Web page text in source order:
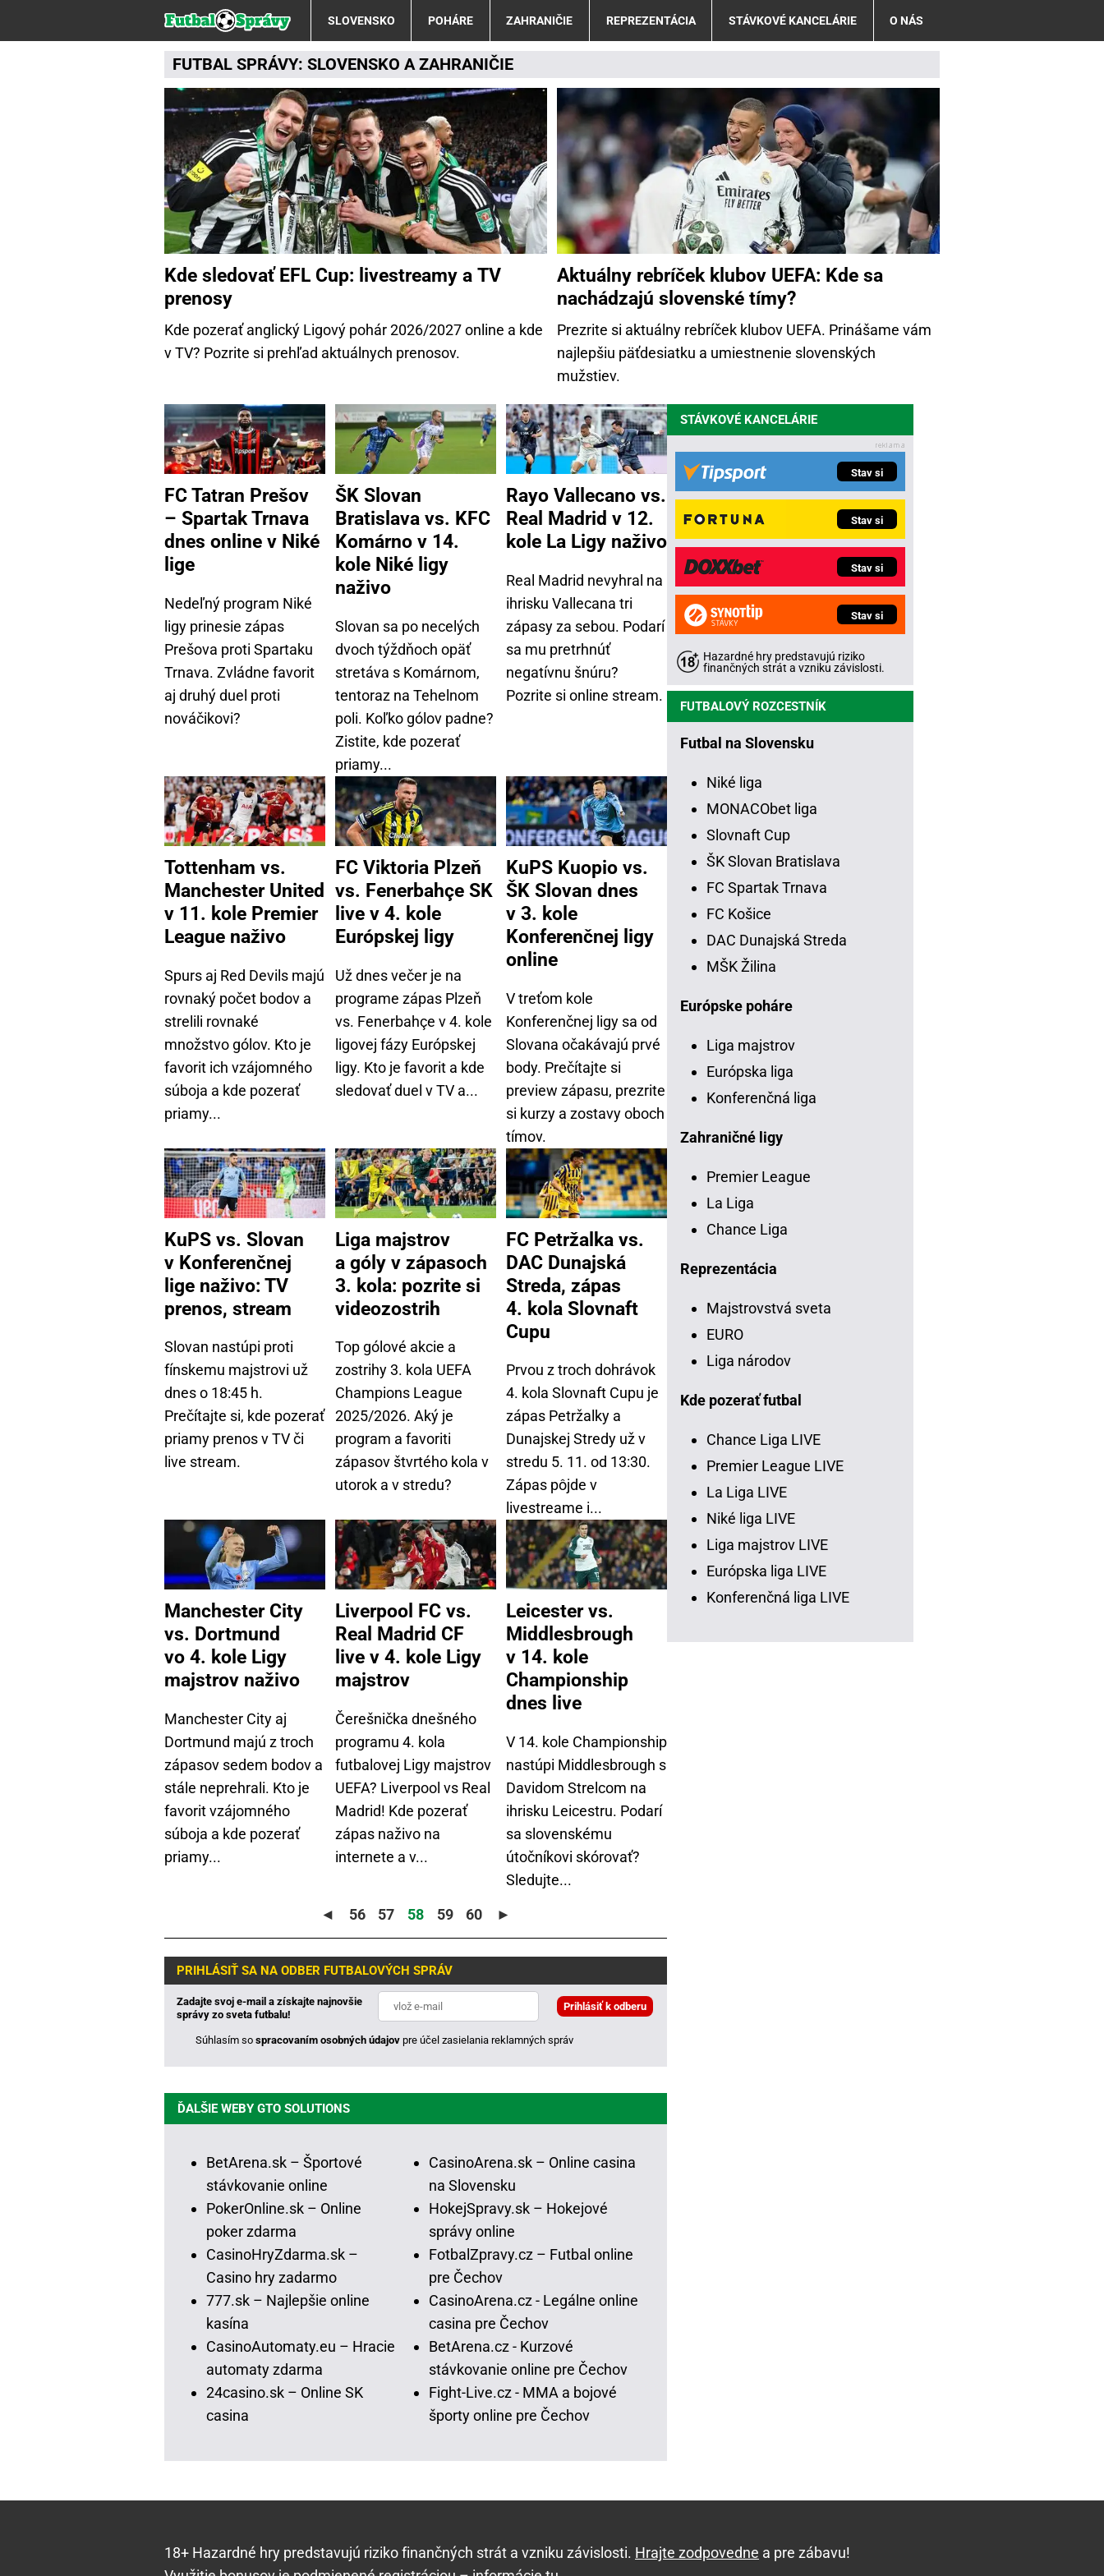
SLOVENSKO POHÁRE ZAHRANIČIE REPREZENTÁCIA STÁVKOVÉ KANCELÁRIE O NÁS
FUTBAL SPRÁVY: SLOVENSKO AZAHRANIČIE
Kde sledovať EFL Cup: livestreamy a TV
prenosy
Kde pozerať anglický Ligový pohár 2026/2027 online a kde
v TV? Pozrite si prehľad aktuálnych prenosov.
Aktuálny rebríček klubov UEFA: Kde sa
nachádzajú slovenské tímy?
Prezrite si aktuálny rebríček klubov UEFA. Prinášame vám
najlepšiu päťdesiatku a umiestnenie slovenských
mužstiev.
FC Tatran Prešov
– Spartak Trnava
dnes online v Niké
lige
Nedeľný program Niké
ligy prinesie zápas
Prešova proti Spartaku
Trnava. Zvládne favorit
aj druhý duel proti
nováčikovi?
ŠK Slovan
Bratislava vs. KFC
Komárno v 14.
kole Niké ligy
naživo
Slovan sa po necelých
dvoch týždňoch opäť
stretáva s Komárnom,
tentoraz na Tehelnom
poli. Koľko gólov padne?
Zistite, kde pozerať
priamy...
Rayo Vallecano vs.
Real Madrid v 12.
kole La Ligy naživo
Real Madrid nevyhral na
ihrisku Vallecana tri
zápasy za sebou. Podarí
sa mu pretrhnúť
negatívnu šnúru?
Pozrite si online stream.
Tottenham vs.
Manchester United
v 11. kole Premier
League naživo
Spurs aj Red Devils majú
rovnaký počet bodov a
strelili rovnaké
množstvo gólov. Kto je
favorit ich vzájomného
súboja a kde pozerať
priamy...
FC Viktoria Plzeň
vs. Fenerbahçe SK
live v 4. kole
Európskej ligy
Už dnes večer je na
programe zápas Plzeň
vs. Fenerbahçe v 4. kole
ligovej fázy Európskej
ligy. Kto je favorit a kde
sledovať duel v TV a...
KuPS Kuopio vs.
ŠK Slovan dnes
v 3. kole
Konferenčnej ligy
online
V treťom kole
Konferenčnej ligy sa od
Slovana očakávajú prvé
body. Prečítajte si
preview zápasu, prezrite
si kurzy a zostavy oboch
tímov.
KuPS vs. Slovan
v Konferenčnej
lige naživo: TV
prenos, stream
Slovan nastúpi proti
fínskemu majstrovi už
dnes o 18:45 h.
Prečítajte si, kde pozerať
priamy prenos v TV či
live stream.
Liga majstrov
a góly v zápasoch
3. kola: pozrite si
videozostrih
Top gólové akcie a
zostrihy 3. kola UEFA
Champions League
2025/2026. Aký je
program a favoriti
zápasov štvrtého kola v
utorok a v stredu?
FC Petržalka vs.
DAC Dunajská
Streda, zápas
4. kola Slovnaft
Cupu
Prvou z troch dohrávok
4. kola Slovnaft Cupu je
zápas Petržalky a
Dunajskej Stredy už v
stredu 5. 11. od 13:30.
Zápas pôjde v
livestreame i...
Manchester City
vs. Dortmund
vo 4. kole Ligy
majstrov naživo
Manchester City aj
Dortmund majú z troch
zápasov sedem bodov a
stále neprehrali. Kto je
favorit vzájomného
súboja a kde pozerať
priamy...
Liverpool FC vs.
Real Madrid CF
live v 4. kole Ligy
majstrov
Čerešnička dnešného
programu 4. kola
futbalovej Ligy majstrov
UEFA? Liverpool vs Real
Madrid! Kde pozerať
zápas naživo na
internete a v...
Leicester vs.
Middlesbrough
v 14. kole
Championship
dnes live
V 14. kole Championship
nastúpi Middlesbrough s
Davidom Strelcom na
ihrisku Leicestru. Podarí
sa slovenskému
útočníkovi skórovať?
Sledujte...
◄
56 57 58 59 60 ►
PRIHLÁSIŤ SA NA ODBER FUTBALOVÝCH SPRÁV
Zadajte svoj e-mail a získajte najnovšie
správy zo sveta futbalu!
Súhlasím so spracovaním osobných údajov pre účel zasielania reklamných správ
ĎALŠIE WEBY GTO SOLUTIONS
BetArena.sk – Športové
stávkovanie online
PokerOnline.sk – Online
poker zdarma
CasinoHryZdarma.sk –
Casino hry zadarmo
777.sk – Najlepšie online
kasína
CasinoAutomaty.eu – Hracie
automaty zdarma
24casino.sk – Online SK
casina
CasinoArena.sk – Online casina
na Slovensku
HokejSpravy.sk – Hokejové
správy online
FotbalZpravy.cz – Futbal online
pre Čechov
CasinoArena.cz - Legálne online
casina pre Čechov
BetArena.cz - Kurzové
stávkovanie online pre Čechov
Fight-Live.cz - MMA a bojové
športy online pre Čechov
STÁVKOVÉ KANCELÁRIE
Stav si
Stav si
Stav si
Stav si
Hazardné hry predstavujú riziko
finančných strát a vzniku závislosti.
FUTBALOVÝ ROZCESTNÍK
Futbal na Slovensku
Niké liga
MONACObet liga
Slovnaft Cup
ŠK Slovan Bratislava
FC Spartak Trnava
FC Košice
DAC Dunajská Streda
MŠK Žilina
Európske poháre
Liga majstrov
Európska liga
Konferenčná liga
Zahraničné ligy
Premier League
La Liga
Chance Liga
Reprezentácia
Majstrovstvá sveta
EURO
Liga národov
Kde pozerať futbal
Chance Liga LIVE
Premier League LIVE
La Liga LIVE
Niké liga LIVE
Liga majstrov LIVE
Európska liga LIVE
Konferenčná liga LIVE
18+ Hazardné hry predstavujú riziko finančných strát a vzniku závislosti. Hrajte zodpovedne a pre zábavu!